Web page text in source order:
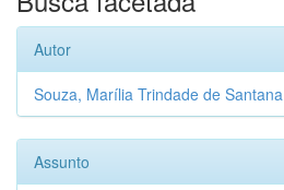
Autor
Souza, Marília Trindade de Santana
Assunto